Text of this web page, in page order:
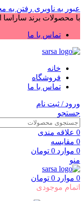
عبور به ناوبری رفتن به
با محصولات برند ساراسا
تماس با ما
خانه
فروشگاه
تماس با ما
ورود / ثبت نام
جستجو
0 علاقه مندی
0 مقایسه
0 موارد 0 تومان
منو
0 موارد 0 تومان
اتمام موجودی